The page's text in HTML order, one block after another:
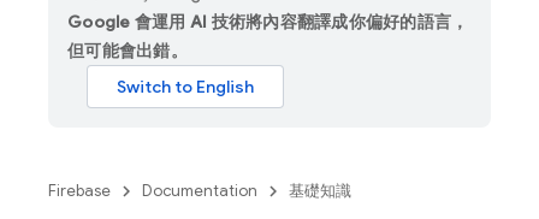
Google 會運用 AI 技術將內容翻譯成你偏好的語言，
但可能會出錯。
Firebase Documentation 基礎知識